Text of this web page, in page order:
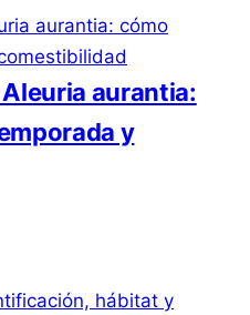
aurantia:
y